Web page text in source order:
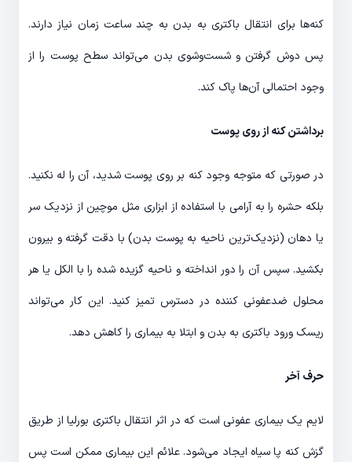
کنه‌ها برای انتقال باکتری به بدن به چند ساعت زمان نیاز دارند.
پس دوش گرفتن و شست‌و‌شوی بدن می‌تواند سطح پوست را از
وجود احتمالی آن‌ها پاک کند.
برداشتن کنه از روی پوست
در صورتی که متوجه وجود کنه بر روی پوست شدید، آن را له نکنید.
بلکه حشره را به آرامی با استفاده از ابزاری مثل موچین از نزدیک سر
یا دهان (نزدیک‌ترین ناحیه به پوست بدن) با دقت گرفته و بیرون
بکشید. سپس آن را دور انداخته و ناحیه گزیده شده را با الکل یا هر
محلول ضدعفونی کننده در دسترس تمیز کنید. این کار می‌تواند
ریسک ورود باکتری به بدن و ابتلا به بیماری را کاهش ‌دهد.
حرف آخر
لایم یک بیماری عفونی است که در اثر انتقال باکتری بورلیا از طریق
گزش کنه پا سیاه ایجاد می‌شود. علائم این بیماری ممکن است پس